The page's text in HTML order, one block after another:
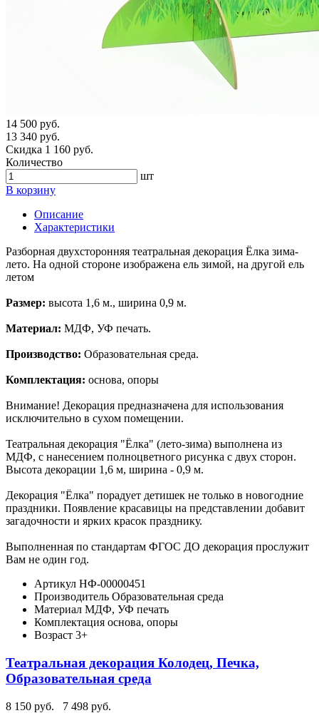
14 500 руб.
13 340 руб.
Скидка 1 160 руб.
Количество
шт
В корзину
Описание
Характеристики
Разборная двухсторонняя театральная декорация Ёлка зима-
лето. На одной стороне изображена ель зимой, на другой ель
летом
Размер: высота 1,6 м., ширина 0,9 м.
Материал: МДФ, УФ печать.
Производство: Образовательная среда.
Комплектация: основа, опоры
Внимание! Декорация предназначена для использования
исключительно в сухом помещении.
Театральная декорация "Ёлка" (лето-зима) выполнена из
МДФ, с нанесением полноцветного рисунка с двух сторон.
Высота декорации 1,6 м, ширина - 0,9 м.
Декорация "Ёлка" порадует детишек не только в новогодние
праздники. Появление красавицы на представлении добавит
загадочности и ярких красок празднику.
Выполненная по стандартам ФГОС ДО декорация прослужит
Вам не один год.
Артикул НФ-00000451
Производитель Образовательная среда
Материал МДФ, УФ печать
Комплектация основа, опоры
Возраст 3+
Театральная декорация Колодец, Печка,
Образовательная среда
8 150 руб.
7 498 руб.